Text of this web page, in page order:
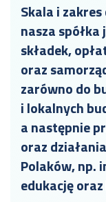
Skala i
nasza
składek,
oraz
zarówno do
i lokalnych
a następnie
oraz
Polaków, np.
edukację